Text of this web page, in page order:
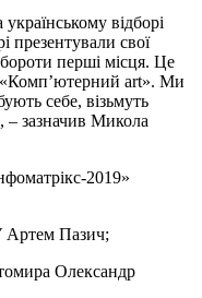
відборі
презентували свої
перші місця. Це
«Комп’ютерний art». Ми
себе, візьмуть
– зазначив Микола
2019»
Артем Пазич;
Олександр